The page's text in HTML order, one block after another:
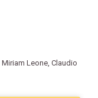
Miriam Leone, Claudio